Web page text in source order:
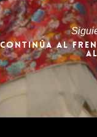
AL